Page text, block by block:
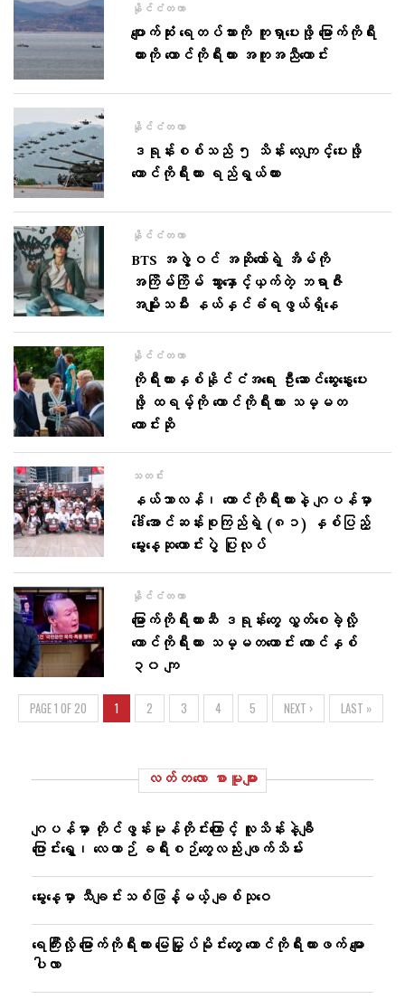
နိုင်ငံတကာ
ပျောက်ဆုံး ရေတပ်သားကို ကူရှာပေးဖို့ မြောက်ကိုရီး
ယားကို တောင်ကိုရီးယား အကူအညီတောင်း
နိုင်ငံတကာ
ဒရုန်းစစ်သည် ၅ သိန်း လေ့ကျင့်ပေးဖို့
တောင်ကိုရီးယား ရည်ရွယ်ထား
နိုင်ငံတကာ
BTS အဖွဲ့ဝင် အဆိုတော်ရဲ့ အိမ်ကို
အကြိမ်ကြိမ် သွားနှောင့်ယှက်တဲ့ ဘရာဇီး
အမျိုးသမီး နယ်နှင်ခံရဖွယ်ရှိနေ
နိုင်ငံတကာ
ကိုရီးယားနှစ်နိုင်ငံအရေး ဦးဆောင်ဆွေးနွေးပေး
ဖို့ ထရမ့်ကို တောင်ကိုရီးယား သမ္မတ
တောင်းဆို
သတင်း
နယ်သာလန်၊ တောင်ကိုရီးယားနဲ့ ဂျပန်မှာ
ဒေါ်အောင်ဆန်းစုကြည်ရဲ့ (၈၁) နှစ်ပြည့်
မွေးနေ့ဆုတောင်းပွဲ ပြုလုပ်
နိုင်ငံတကာ
မြောက်ကိုရီးယားဆီ ဒရုန်းတွေ လွှတ်စေခဲ့လို့
တောင်ကိုရီးယား သမ္မတဟောင်း ထောင်နှစ်
၃၀ ကျ
PAGE 1 OF 20 1 2 3 4 5 NEXT › LAST »
လတ်တ‌လော စာမူများ
ဂျပန်မှာ တိုင်ဖွန်းမုန်တိုင်းကြောင့် လူသိန်းနဲ့ချီ
ပြောင်းရွှေ့၊ လေယာဉ် ခရီးစဉ်တွေလည်း ဖျက်သိမ်း
မွေးနေ့မှာ သီချင်းသစ်ဖြန့်မယ့် ချစ်သုဝေ
ရေကြီးလို့ မြောက်ကိုရီးယား မြေမြှုပ်မိုင်းတွေ တောင်ကိုရီးယားဖက် မျော
ပါလာ